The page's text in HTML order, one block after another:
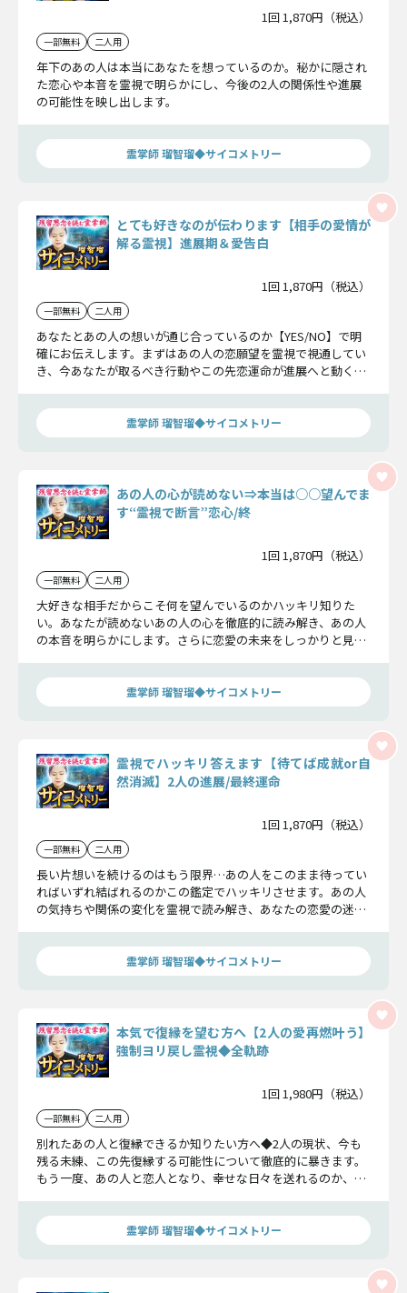
1回 1,870円（税込）
一部無料 二人用
年下のあの人は本当にあなたを想っているのか。秘かに隠され
た恋心や本音を霊視で明らかにし、今後の2人の関係性や進展
の可能性を映し出します。
霊掌師 瑠智瑠◆サイコメトリー
とても好きなのが伝わります【相手の愛情が
解る霊視】進展期＆愛告白
1回 1,870円（税込）
一部無料 二人用
あなたとあの人の想いが通じ合っているのか【YES/NO】で明
確にお伝えします。まずはあの人の恋願望を霊視で視通してい
き、今あなたが取るべき行動やこの先恋運命が進展へと動くの
霊掌師 瑠智瑠◆サイコメトリー
あの人の心が読めない⇒本当は○○望んでま
す“霊視で断言”恋心/終
1回 1,870円（税込）
一部無料 二人用
大好きな相手だからこそ何を望んでいるのかハッキリ知りた
い。あなたが読めないあの人の心を徹底的に読み解き、あの人
の本音を明らかにします。さらに恋愛の未来をしっかりと見極
霊掌師 瑠智瑠◆サイコメトリー
霊視でハッキリ答えます【待てば成就or自
然消滅】2人の進展/最終運命
1回 1,870円（税込）
一部無料 二人用
長い片想いを続けるのはもう限界…あの人をこのまま待ってい
ればいずれ結ばれるのかこの鑑定でハッキリさせます。あの人
の気持ちや関係の変化を霊視で読み解き、あなたの恋愛の迷い
霊掌師 瑠智瑠◆サイコメトリー
本気で復縁を望む方へ【2人の愛再燃叶う】
強制ヨリ戻し霊視◆全軌跡
1回 1,980円（税込）
一部無料 二人用
別れたあの人と復縁できるか知りたい方へ◆2人の現状、今も
残る未練、この先復縁する可能性について徹底的に暴きます。
もう一度、あの人と恋人となり、幸せな日々を送れるのか、現
霊掌師 瑠智瑠◆サイコメトリー